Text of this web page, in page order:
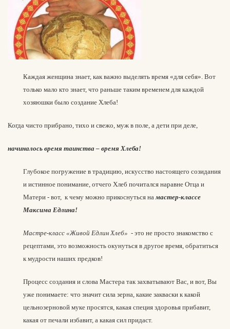
Вконтакте
Max
Каждая женщина знает, как важно выделять время «для себя». Вот
только мало кто знает, что раньше таким временем для каждой
хозяюшки было создание Хлеба!
Когда чисто прибрано, тихо и свежо, муж в поле, а дети при деле,
начиналось время таинства – время Хлеба!
Глубокое погружение в традицию, искусство настоящего созидания
и истинное понимание, отчего Хлеб почитался наравне Отца и
Матери ‑ вот, к чему можно прикоснуться намастер-классе
Максима Едлина!
Мастре-класс «Живой Едлин Хлеб» - это не просто знакомство с
рецептами, это возможность окунуться в другое время, обратиться
к мудрости наших предков!
Процесс создания и слова Мастера так захватывают Вас, и вот, Вы
уже понимаете: что значит сила зерна, какие закваски к какой
цельнозерновой муке просятся, какая специя здоровья прибавит,
какая от печали избавит, а какая сил придаст.